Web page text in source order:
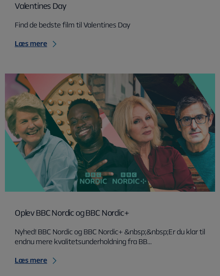
Valentines Day
Find de bedste film til Valentines Day
Læs mere
Oplev BBC Nordic og BBC Nordic+
Nyhed! BBC Nordic og BBC Nordic+ &nbsp;&nbsp;Er du klar til
endnu mere kvalitetsunderholdning fra BB...
Læs mere